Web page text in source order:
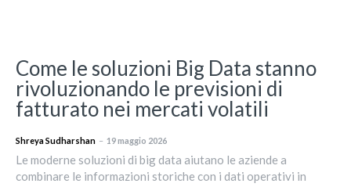
Come le soluzioni Big Data stanno
rivoluzionando le previsioni di
fatturato nei mercati volatili
Shreya Sudharshan – 19 maggio 2026
Le moderne soluzioni di big data aiutano le aziende a
combinare le informazioni storiche con i dati operativi in ​​